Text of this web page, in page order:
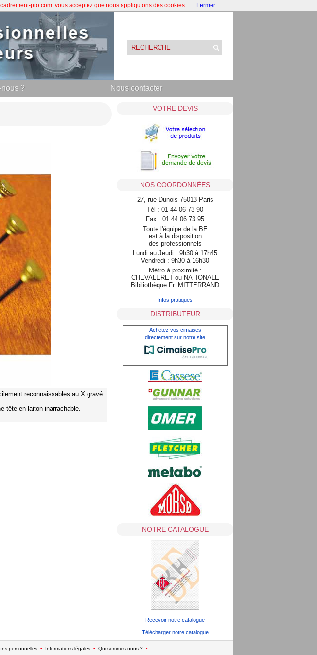
nous ? Nous contacter
reconnaissables au X gravé
tête en laiton inarrachable.
VOTRE DEVIS
NOS COORDONNÉES
27, rue Dunois 75013 Paris
Tél : 01 44 06 73 90
Fax : 01 44 06 73 95
Toute l'équipe de la BE
est à la disposition
des professionnels
Lundi au Jeudi : 9h30 à 17h45
Vendredi : 9h30 à 16h30
Métro à proximité :
CHEVALERET ou NATIONALE
Bibiliothèque Fr. MITTERRAND
Infos pratiques
DISTRIBUTEUR
Achetez vos cimaises
directement sur notre site
NOTRE CATALOGUE
Recevoir notre catalogue
Télécharger notre catalogue
personnelles • Informations légales • Qui sommes nous ? •
pro.com, vous acceptez que nous appliquions des cookies Fermer